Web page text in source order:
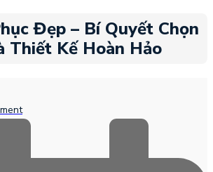
Đẹp – Bí Quyết Chọn
Thiết Kế Hoàn Hảo